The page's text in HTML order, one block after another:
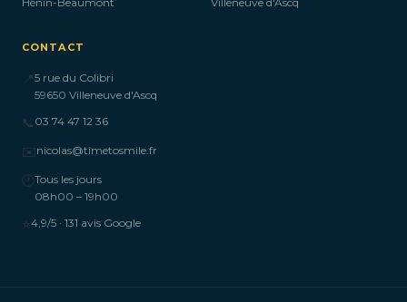
CONTACT
📍5 rue du Colibri
59650 Villeneuve d'Ascq
📞 03 74 47 12 36
✉️nicolas@timetosmile.fr
🕐Tous les jours
08h00 – 19h00
⭐4,9/5 · 131 avis Google